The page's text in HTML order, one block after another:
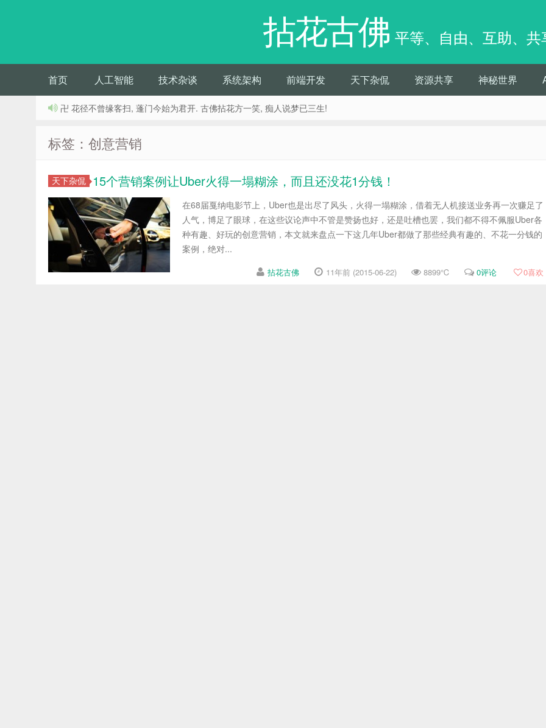
拈花古佛 平等、自由、互助、共
首页 人工智能 技术杂谈 系统架构 前端开发 天下杂侃 资源共享 神秘世界
卍 花径不曾缘客扫, 蓬门今始为君开. 古佛拈花方一笑, 痴人说梦已三生!
标签：创意营销
天下杂侃 15个营销案例让Uber火得一塌糊涂，而且还没花1分钱！
在68届戛纳电影节上，Uber也是出尽了风头，火得一塌糊涂，借着无人机接送业务再一次赚足了
人气，博足了眼球，在这些议论声中不管是赞扬也好，还是吐槽也罢，我们都不得不佩服Uber各
种有趣、好玩的创意营销，本文就来盘点一下这几年Uber都做了那些经典有趣的、不花一分钱的
案例，绝对...
拈花古佛 11年前 (2015-06-22) 8899℃ 0评论 0喜欢